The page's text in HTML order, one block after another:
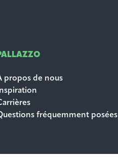
propos de nous
Inspiration
fréquemment posées